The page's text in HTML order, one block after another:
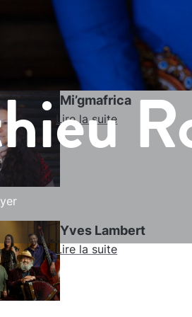
Mi’gmafrica
Lire la suite
Yves Lambert
Lire la suite